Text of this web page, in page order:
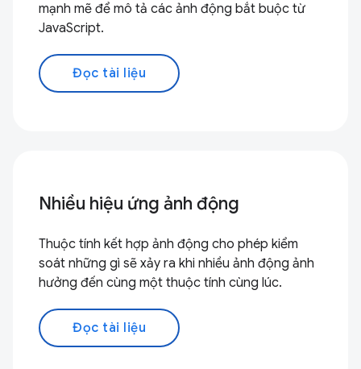
mạnh mẽ để mô tả các ảnh động bắt buộc từ
JavaScript.
Đọc tài liệu
Nhiều hiệu ứng ảnh động
Thuộc tính kết hợp ảnh động cho phép kiểm
soát những gì sẽ xảy ra khi nhiều ảnh động ảnh
hưởng đến cùng một thuộc tính cùng lúc.
Đọc tài liệu